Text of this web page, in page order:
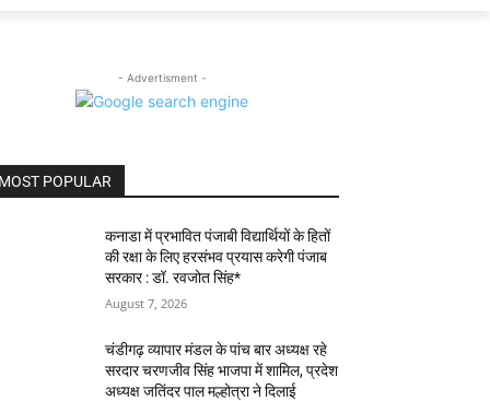
- Advertisment -
MOST POPULAR
कनाडा में प्रभावित पंजाबी विद्यार्थियों के हितों
की रक्षा के लिए हरसंभव प्रयास करेगी पंजाब
सरकार : डॉ. रवजोत सिंह*
August 7, 2026
चंडीगढ़ व्यापार मंडल के पांच बार अध्यक्ष रहे
सरदार चरणजीव सिंह भाजपा में शामिल, प्रदेश
अध्यक्ष जतिंदर पाल मल्होत्रा ने दिलाई